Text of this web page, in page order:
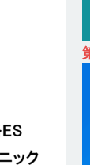
ト
営業